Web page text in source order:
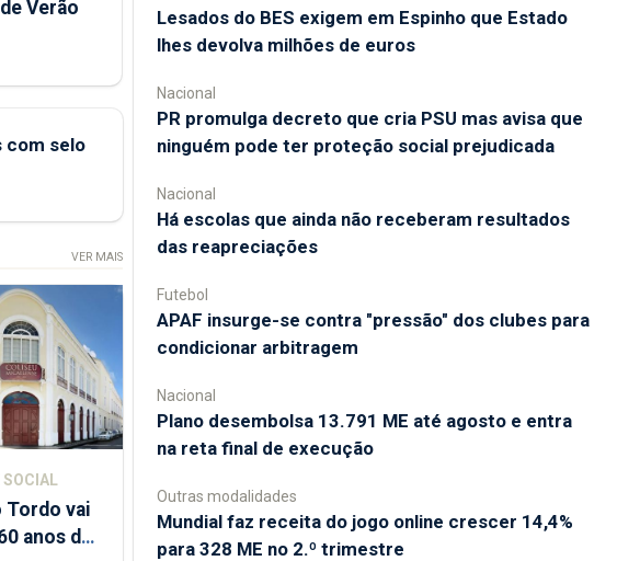
Verão
com selo
VER MAIS
SOCIAL
Tordo vai
anos de
Lesados do BES exigem em Espinho que Estado
lhes devolva milhões de euros
Nacional
PR promulga decreto que cria PSU mas avisa que
ninguém pode ter proteção social prejudicada
Nacional
Há escolas que ainda não receberam resultados
das reapreciações
Futebol
APAF insurge-se contra "pressão" dos clubes para
condicionar arbitragem
Nacional
Plano desembolsa 13.791 ME até agosto e entra
na reta final de execução
Outras modalidades
Mundial faz receita do jogo online crescer 14,4%
para 328 ME no 2.º trimestre